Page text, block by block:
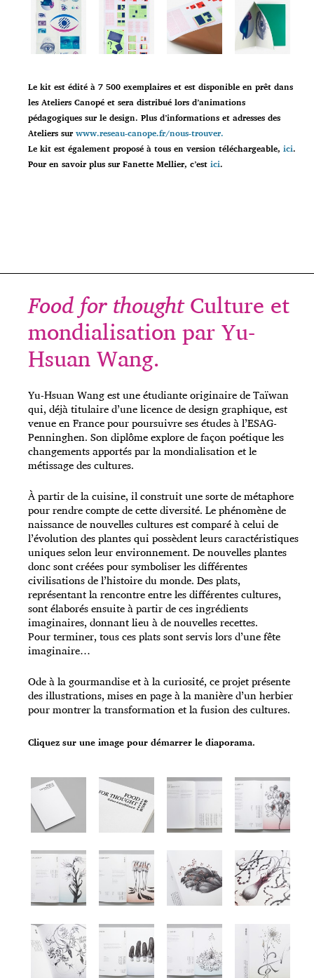
Le kit est édité à 7 500 exemplaires et est disponible en prêt dans
les Ateliers Canopé et sera distribué lors d’animations
pédagogiques sur le design. Plus d’informations et adresses des
Ateliers sur www.reseau-canope.fr/nous-trouver.
Le kit est également proposé à tous en version téléchargeable, ici.
Pour en savoir plus sur Fanette Mellier, c’est ici.
Food for thoughtCulture et
mondialisation par Yu-
Hsuan Wang.
Yu-Hsuan Wang est une étudiante originaire de Taïwan
qui, déjà titulaire d’une licence de design graphique, est
venue en France pour poursuivre ses études à l’ESAG-
Penninghen. Son diplôme explore de façon poétique les
changements apportés par la mondialisation et le
métissage des cultures.
À partir de la cuisine, il construit une sorte de métaphore
pour rendre compte de cette diversité. Le phénomène de
naissance de nouvelles cultures est comparé à celui de
l’évolution des plantes qui possèdent leurs caractéristiques
uniques selon leur environnement. De nouvelles plantes
donc sont créées pour symboliser les différentes
civilisations de l’histoire du monde. Des plats,
représentant la rencontre entre les différentes cultures,
sont élaborés ensuite à partir de ces ingrédients
imaginaires, donnant lieu à de nouvelles recettes.
Pour terminer, tous ces plats sont servis lors d’une fête
imaginaire…
Ode à la gourmandise et à la curiosité, ce projet présente
des illustrations, mises en page à la manière d’un herbier
pour montrer la transformation et la fusion des cultures.
Cliquez sur une image pour démarrer le diaporama.